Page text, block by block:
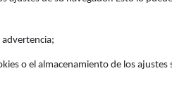
advertencia;
o el almacenamiento de los ajustes